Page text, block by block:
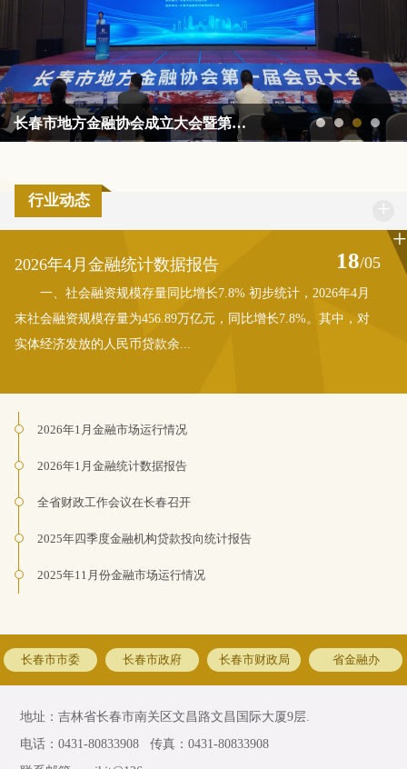
长春市地方金融协会成立大会暨第一届会员大会圆满举行
+
行业动态
+
2026年4月金融统计数据报告 18/05
一、社会融资规模存量同比增长7.8% 初步统计，2026年4月
末社会融资规模存量为456.89万亿元，同比增长7.8%。其中，对
实体经济发放的人民币贷款余...
2026年1月金融市场运行情况
2026年1月金融统计数据报告
全省财政工作会议在长春召开
2025年四季度金融机构贷款投向统计报告
2025年11月份金融市场运行情况
长春市市委 长春市政府 长春市财政局 省金融办
地址：吉林省长春市南关区文昌路文昌国际大厦9层.
电话：0431-80833908 传真：0431-80833908